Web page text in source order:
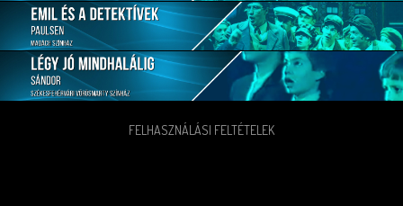
FELHASZNÁLÁSI FELTÉTELEK